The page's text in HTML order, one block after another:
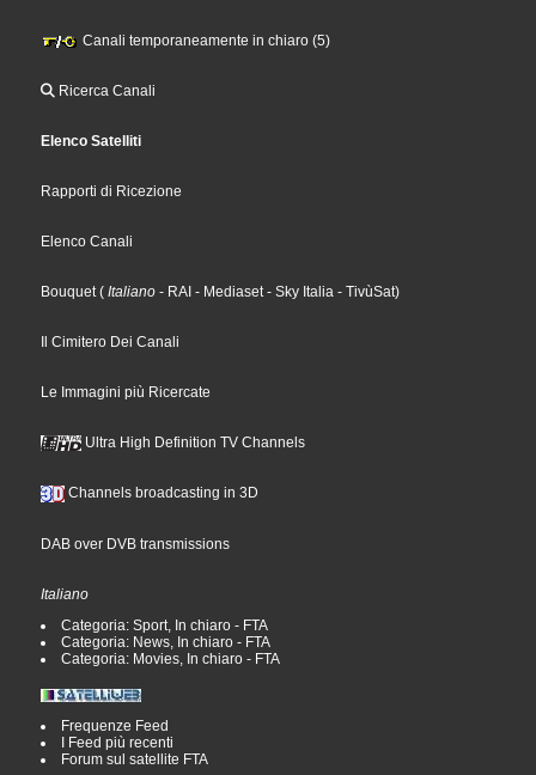
Canali temporaneamente in chiaro (5)
Ricerca Canali
Elenco Satelliti
Rapporti di Ricezione
Elenco Canali
Bouquet ( Italiano - RAI - Mediaset - Sky Italia - TivùSat)
Il Cimitero Dei Canali
Le Immagini più Ricercate
Ultra High Definition TV Channels
Channels broadcasting in 3D
DAB over DVB transmissions
Italiano
Categoria: Sport, In chiaro - FTA
Categoria: News, In chiaro - FTA
Categoria: Movies, In chiaro - FTA
Frequenze Feed
I Feed più recenti
Forum sul satellite FTA